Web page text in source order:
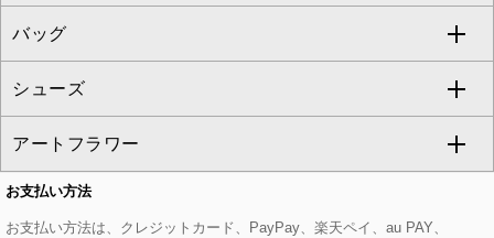
eur3
パーカー
タンクトップ・キャミソール
スウェット・ジャージー
その他のトップス
サロペット・オールインワン
その他のパンツ
ショート・ミニ丈スカート
その他のスカート
セットアップ
セットアップジャケット
セットアップパンツ
セットアップスカート
ピーコート
ダッフルコート
チェスターコート
モッズコート
マスク
ストール・マフラー・スヌード
ベルト・サスペンダー
帽子
すべてのアクセサリー
ネックレス
ピアス・イヤリング
ブレスレット・バングル
バッグ
すべてのバッグ
トートバッグ
ショルダーバッグ
シューズ
すべてのシューズ
パンプス
アートフラワー
すべてのアートフラワー
お支払い方法
お支払い方法は、クレジットカード、PayPay、楽天ペイ、au PAY、